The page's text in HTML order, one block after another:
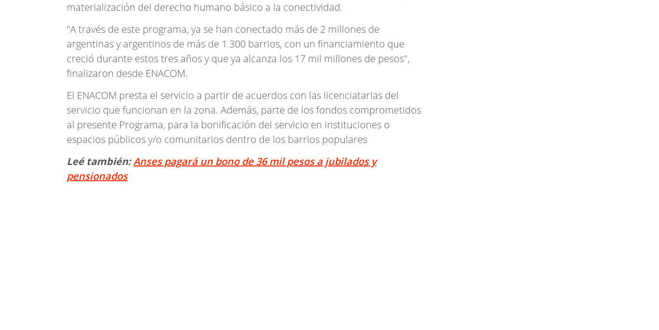
materialización del derecho humano básico a la conectividad.
"A través de este programa, ya se han conectado más de 2 millones de
argentinas y argentinos de más de 1.300 barrios, con un financiamiento que
creció durante estos tres años y que ya alcanza los 17 mil millones de pesos",
finalizaron desde ENACOM.
El ENACOM presta el servicio a partir de acuerdos con las licenciatarias del
servicio que funcionan en la zona. Además, parte de los fondos comprometidos
al presente Programa, para la bonificación del servicio en instituciones o
espacios públicos y/o comunitarios dentro de los barrios populares
Leé también:Anses pagará un bono de 36 mil pesos a jubilados y
pensionados